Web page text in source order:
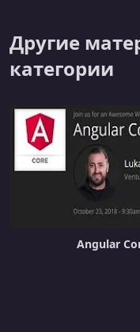
Другие
категории
Angular